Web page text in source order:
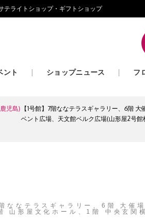
テライトショップ・ギフトショップ
ント ショップニュース フ
児島)
【1号館】7階ななテラスギャラリー、6階
ベント広場、天文館ベルク広場(山形屋2号館
階ななテラスギャラリー、6階 大
山形屋文化ホール、1階 中央玄関